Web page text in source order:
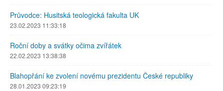
Průvodce: Husitská teologická fakulta UK
23.02.2023 11:33:18
Roční doby a svátky očima zvířátek
22.02.2023 13:38:38
Blahopřání ke zvolení novému prezidentu České republiky
28.01.2023 09:23:19